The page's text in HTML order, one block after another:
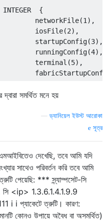
{
networkFile(1),
iosFile(2),
startupConfig(3),
runningConfig(4),
terminal(5),
সমর্থিত মনে হয়
—ড্যানিয়েল ইউস্ট আরোকা
সূত্র
দেখেছি, তবে আমি যদি
সাথেও পরিবর্তন করি তবে আমি
পেয়েছি: *** স্ন্যাম্পসেট-সি
<ip> 1.3.6.1.4.1.9.9
i i প্যাকেটে ত্রুটি। কারণ:
কোনও উপায়ে অবৈধ বা অসমর্থিত)